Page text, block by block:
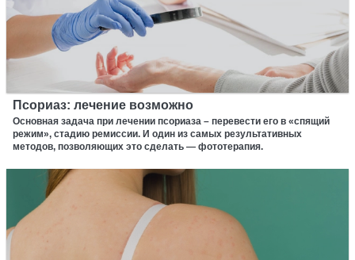
Псориаз: лечение возможно
Основная задача при лечении псориаза – перевести его в «спящий
режим», стадию ремиссии. И один из самых результативных
методов, позволяющих это сделать — фототерапия.